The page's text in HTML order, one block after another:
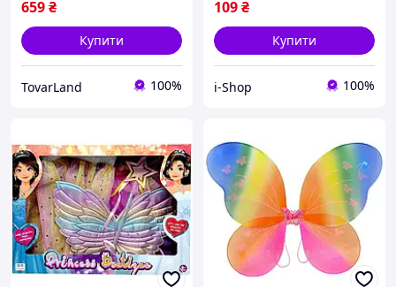
659₴
Купити
TovarLand 100%
109₴
Купити
i-Shop 100%